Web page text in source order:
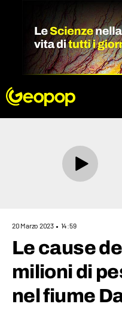
20 Marzo 2023 14:59
Le cause
milioni di
nel fiume